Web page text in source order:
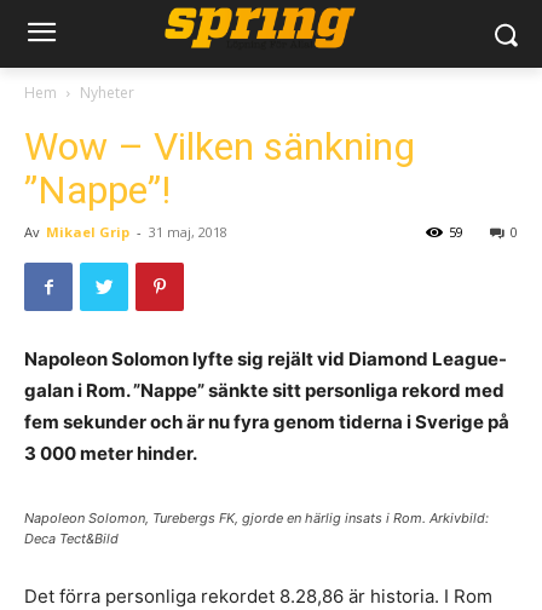
Hem Nyheter
Wow – Vilken sänkning
”Nappe”!
Av Mikael Grip - 31 maj, 2018 0
59
Napoleon Solomon lyfte sig rejält vid Diamond League-
galan i Rom. ”Nappe” sänkte sitt personliga rekord med
fem sekunder och är nu fyra genom tiderna i Sverige på
3 000 meter hinder.
Napoleon Solomon, Turebergs FK, gjorde en härlig insats i Rom. Arkivbild:
Deca Tect&Bild
Det förra personliga rekordet 8.28,86 är historia. I Rom